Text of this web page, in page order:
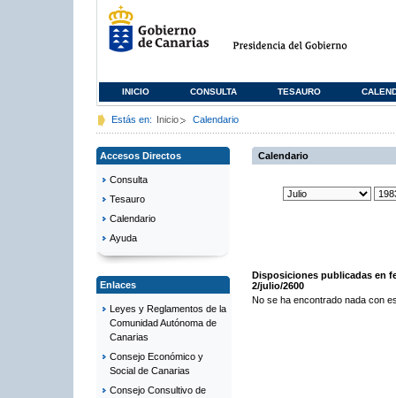
INICIO CONSULTA TESAURO
Estás en: Inicio Calendario
Accesos Directos
Consulta
Tesauro
Calendario
Ayuda
Enlaces
Leyes y Reglamentos de la
Comunidad Autónoma de
Canarias
Consejo Económico y
Social de Canarias
Consejo Consultivo de
Calendario
Disposiciones publicadas en
2/julio/2600
No se ha encontrado nada con